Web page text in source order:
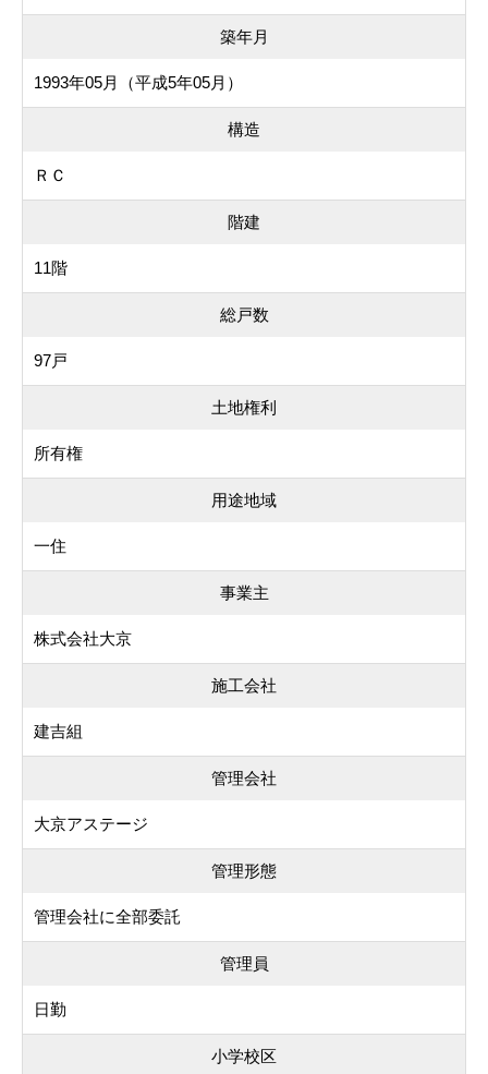
築年月
1993年05月（平成5年05月）
構造
ＲＣ
階建
11階
総戸数
97戸
土地権利
所有権
用途地域
一住
事業主
株式会社大京
施工会社
建吉組
管理会社
大京アステージ
管理形態
管理会社に全部委託
管理員
日勤
小学校区